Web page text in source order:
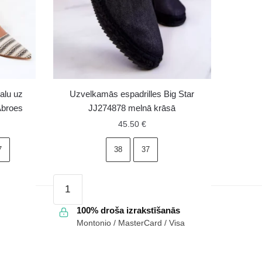
uz
Uzvelkamās espadrilles Big Star
JJ274878 melnā krāsā
45.50 €
38 37
espadrilles
Big
100% droša izrakstīšanās
Montonio / MasterCard / Visa